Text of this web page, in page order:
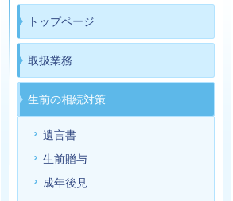
トップページ
取扱業務
生前の相続対策
遺言書
生前贈与
成年後見